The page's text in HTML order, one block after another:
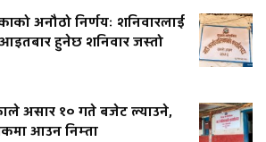
अनौठो निर्णयः शनिवारलाई
आइतबार हुनेछ शनिवार जस्तो
असार १० गते बजेट ल्याउने,
आउन निम्ता